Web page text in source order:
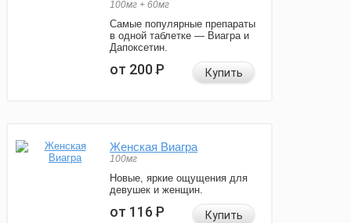
100мг + 60мг
Самые популярные препараты
в одной таблетке — Виагра и
Дапоксетин.
от 200Р Купить
Женская Виагра
100мг
Новые, яркие ощущения для
девушек и женщин.
от 116Р Купить